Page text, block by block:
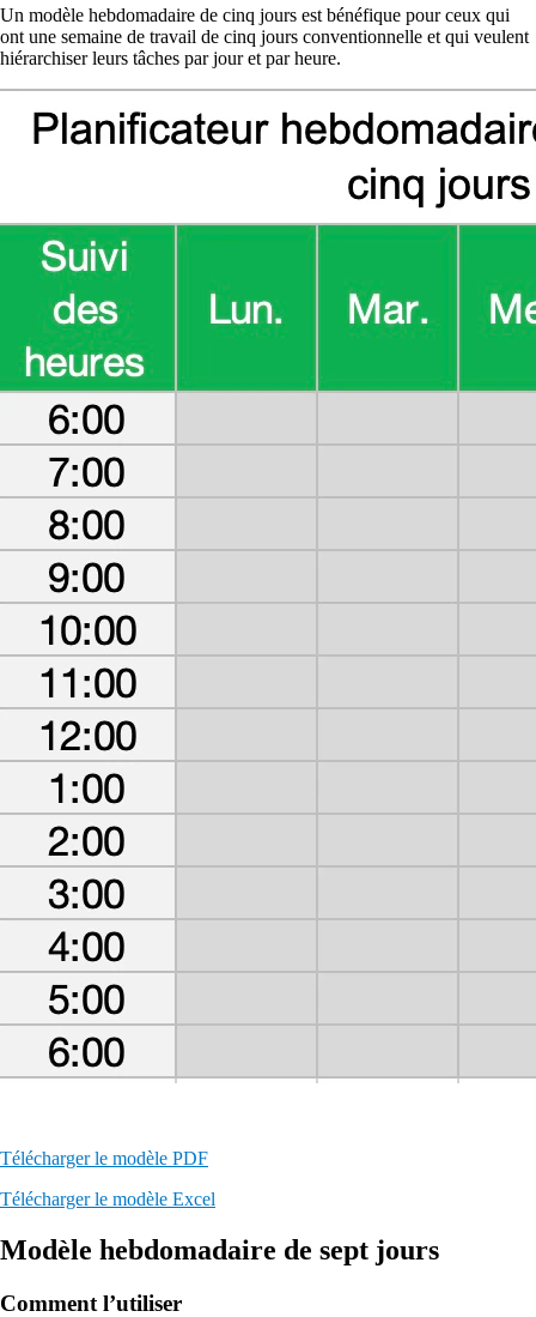
Un modèle hebdomadaire de cinq jours est bénéfique pour ceux qui
ont une semaine de travail de cinq jours conventionnelle et qui veulent
hiérarchiser leurs tâches par jour et par heure.
Télécharger le modèle PDF
Télécharger le modèle Excel
Modèle hebdomadaire de sept jours
Comment l’utiliser